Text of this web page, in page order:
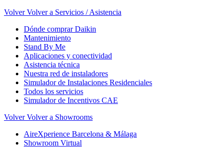
Volver Volver a Servicios / Asistencia
Dónde comprar Daikin
Mantenimiento
Stand By Me
Aplicaciones y conectividad
Asistencia técnica
Nuestra red de instaladores
Simulador de Instalaciones Residenciales
Todos los servicios
Simulador de Incentivos CAE
Volver Volver a Showrooms
AireXperience Barcelona & Málaga
Showroom Virtual